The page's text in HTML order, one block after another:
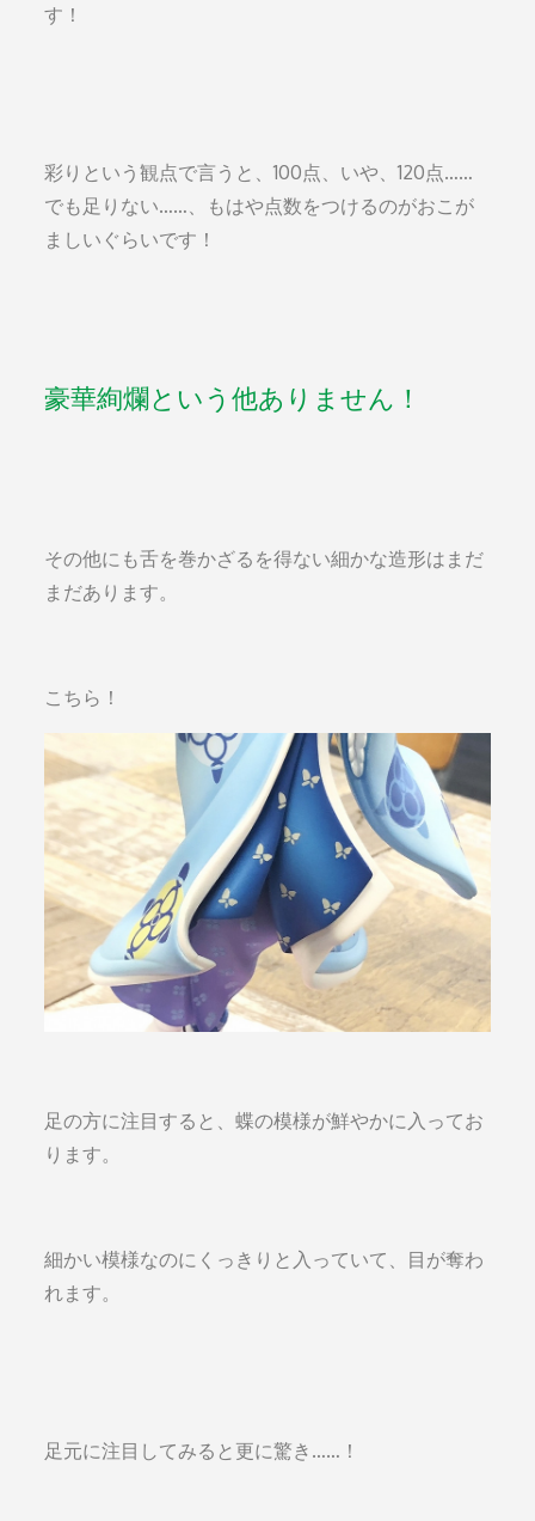
す！
彩りという観点で言うと、100点、いや、120点……
でも足りない……、もはや点数をつけるのがおこが
ましいぐらいです！
豪華絢爛という他ありません！
その他にも舌を巻かざるを得ない細かな造形はまだ
まだあります。
こちら！
足の方に注目すると、蝶の模様が鮮やかに入ってお
ります。
細かい模様なのにくっきりと入っていて、目が奪わ
れます。
足元に注目してみると更に驚き……！